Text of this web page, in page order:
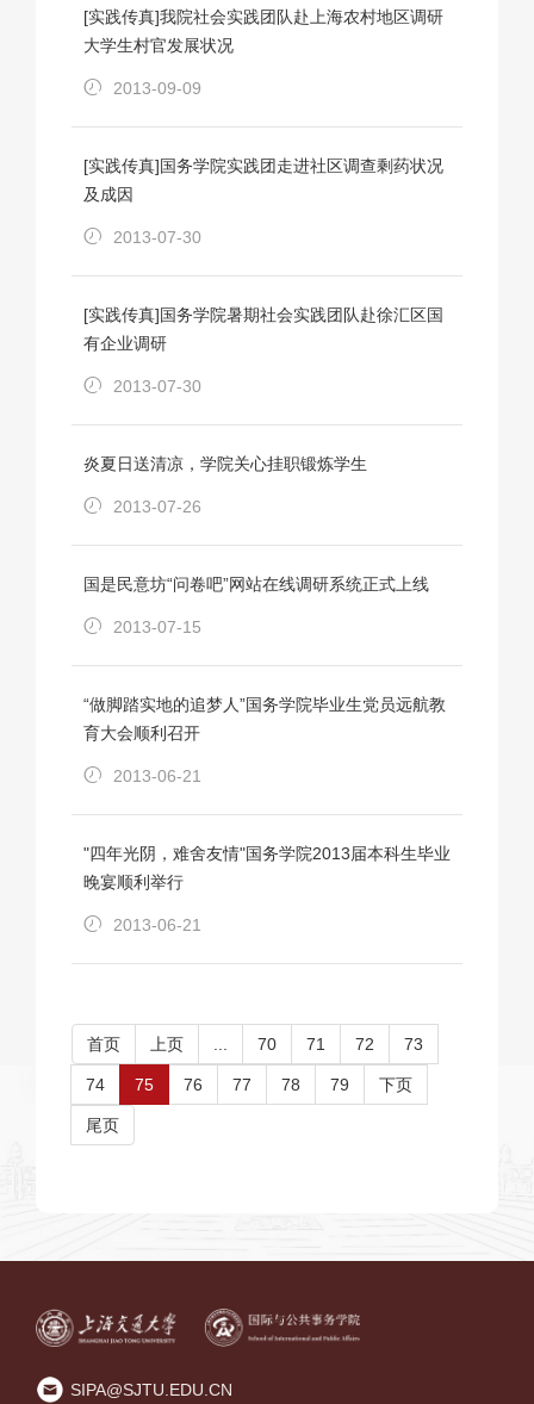
[实践传真]我院社会实践团队赴上海农村地区调研
大学生村官发展状况
2013-09-09
[实践传真]国务学院实践团走进社区调查剩药状况
及成因
2013-07-30
[实践传真]国务学院暑期社会实践团队赴徐汇区国
有企业调研
2013-07-30
炎夏日送清凉，学院关心挂职锻炼学生
2013-07-26
国是民意坊“问卷吧”网站在线调研系统正式上线
2013-07-15
“做脚踏实地的追梦人”国务学院毕业生党员远航教
育大会顺利召开
2013-06-21
"四年光阴，难舍友情"国务学院2013届本科生毕业
晚宴顺利举行
2013-06-21
首页 上页 70 71 72 73
74 75 76 77 78 79 下页
尾页
SIPA@SJTU.EDU.CN